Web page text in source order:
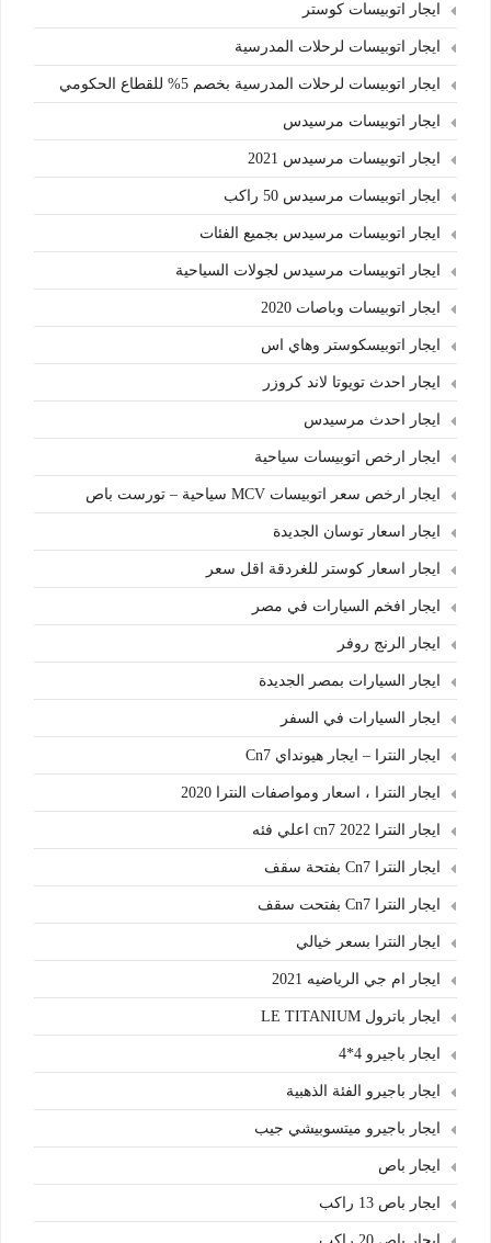
ايجار اتوبيسات كوستر
ايجار اتوبيسات لرحلات المدرسية
ايجار اتوبيسات لرحلات المدرسية بخصم 5% للقطاع الحكومي
ايجار اتوبيسات مرسيدس
ايجار اتوبيسات مرسيدس 2021
ايجار اتوبيسات مرسيدس 50 راكب
ايجار اتوبيسات مرسيدس بجميع الفئات
ايجار اتوبيسات مرسيدس لجولات السياحية
ايجار اتوبيسات وباصات 2020
ايجار اتوبيسكوستر وهاي اس
ايجار احدث تويوتا لاند كروزر
ايجار احدث مرسيدس
ايجار ارخص اتوبيسات سياحية
ايجار ارخص سعر اتوبيسات MCV سياحية – تورست باص
ايجار اسعار توسان الجديدة
ايجار اسعار كوستر للغردقة اقل سعر
ايجار افخم السيارات في مصر
ايجار الرنج روفر
ايجار السيارات بمصر الجديدة
ايجار السيارات في السفر
ايجار النترا – ايجار هيونداي Cn7
ايجار النترا ، اسعار ومواصفات النترا 2020
ايجار النترا cn7 2022 اعلي فئه
ايجار النترا Cn7 بفتحة سقف
ايجار النترا Cn7 بفتحت سقف
ايجار النترا بسعر خيالي
ايجار ام جي الرياضيه 2021
ايجار باترول LE TITANIUM
ايجار باجيرو 4*4
ايجار باجيرو الفئة الذهبية
ايجار باجيرو ميتسوبيشي جيب
ايجار باص
ايجار باص 13 راكب